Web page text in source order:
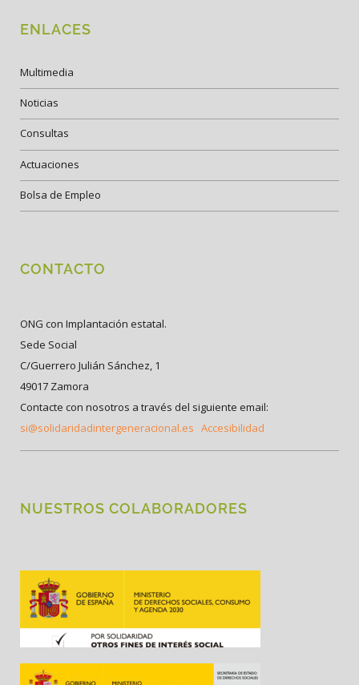
ENLACES
Multimedia
Noticias
Consultas
Actuaciones
Bolsa de Empleo
CONTACTO
ONG con Implantación estatal.
Sede Social
C/Guerrero Julián Sánchez, 1
49017 Zamora
Contacte con nosotros a través del siguiente email:
si@solidaridadintergeneracional.es Accesibilidad
NUESTROS COLABORADORES